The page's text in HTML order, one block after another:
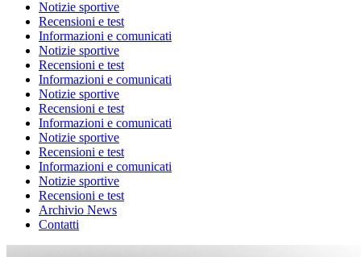
Notizie sportive
Recensioni e test
Informazioni e comunicati
Notizie sportive
Recensioni e test
Informazioni e comunicati
Notizie sportive
Recensioni e test
Informazioni e comunicati
Notizie sportive
Recensioni e test
Informazioni e comunicati
Notizie sportive
Recensioni e test
Archivio News
Contatti